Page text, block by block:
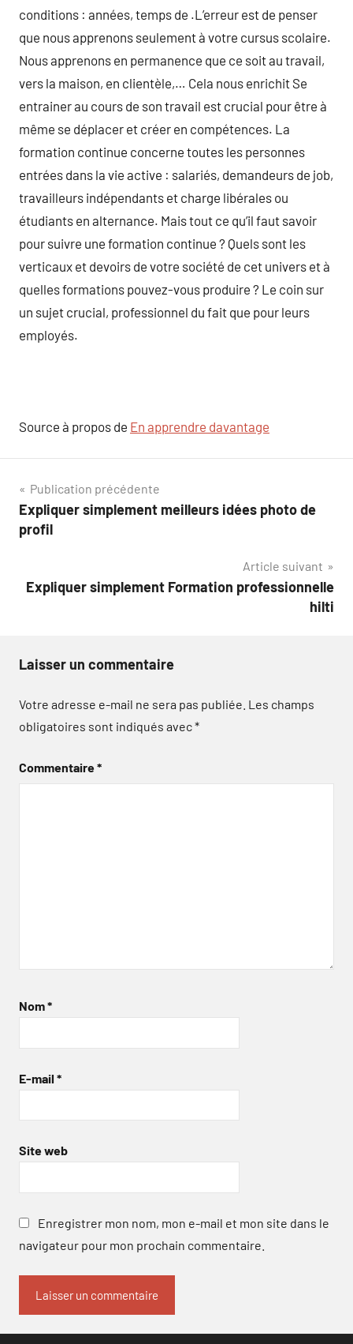
conditions : années, temps de .L’erreur est de penser
que nous apprenons seulement à votre cursus scolaire.
Nous apprenons en permanence que ce soit au travail,
vers la maison, en clientèle,… Cela nous enrichit Se
entrainer au cours de son travail est crucial pour être à
même se déplacer et créer en compétences. La
formation continue concerne toutes les personnes
entrées dans la vie active : salariés, demandeurs de job,
travailleurs indépendants et charge libérales ou
étudiants en alternance. Mais tout ce qu’il faut savoir
pour suivre une formation continue ? Quels sont les
verticaux et devoirs de votre société de cet univers et à
quelles formations pouvez-vous produire ? Le coin sur
un sujet crucial, professionnel du fait que pour leurs
employés.
Source à propos de En apprendre davantage
Navigation
de
Publication précédente
Expliquer simplement meilleurs idées photo de
profil
Article suivant
Expliquer simplement Formation professionnelle
hilti
Laisser un commentaire
Votre adresse e-mail ne sera pas publiée. Les champs
obligatoires sont indiqués avec*
Commentaire*
Nom*
E-mail *
Site web
Enregistrer mon nom, mon e-mail et mon site dans le
navigateur pour mon prochain commentaire.